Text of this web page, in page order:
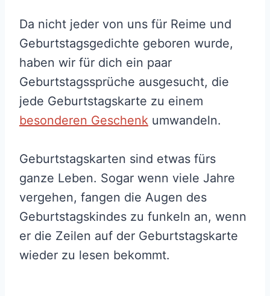
Da nicht jeder von uns für Reime und
Geburtstagsgedichte geboren wurde,
haben wir für dich ein paar
Geburtstagssprüche ausgesucht, die
jede Geburtstagskarte zu einem
besonderen Geschenk umwandeln.
Geburtstagskarten sind etwas fürs
ganze Leben. Sogar wenn viele Jahre
vergehen, fangen die Augen des
Geburtstagskindes zu funkeln an, wenn
er die Zeilen auf der Geburtstagskarte
wieder zu lesen bekommt.